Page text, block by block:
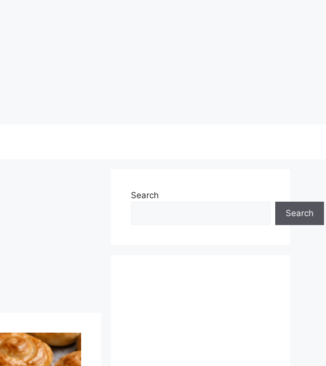
Search
Search